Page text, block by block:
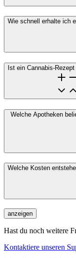
Wie schnell erhalte ich
Ist ein Cannabis-
Welche Apotheken
Welche Kosten
anzeigen
Hast du noch weitere
Kontaktiere unseren